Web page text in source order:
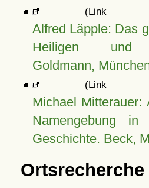
(Link
Alfred Läpple: Das
Heiligen und
Goldmann,
(Link
Michael Mitterauer:
Namengebung in
Geschichte. Beck,
Ortsrecherche